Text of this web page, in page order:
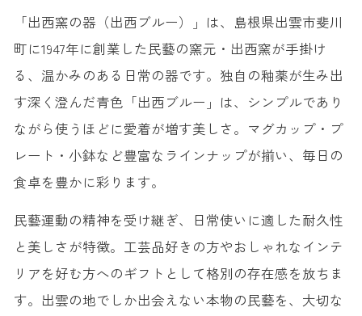
「出西窯の器（出西ブルー）」は、島根県出雲市斐川
町に1947年に創業した民藝の窯元・出西窯が手掛け
る、温かみのある日常の器です。独自の釉薬が生み出
す深く澄んだ青色「出西ブルー」は、シンプルであり
ながら使うほどに愛着が増す美しさ。マグカップ・プ
レート・小鉢など豊富なラインナップが揃い、毎日の
食卓を豊かに彩ります。
民藝運動の精神を受け継ぎ、日常使いに適した耐久性
と美しさが特徴。工芸品好きの方やおしゃれなインテ
リアを好む方へのギフトとして格別の存在感を放ちま
す。出雲の地でしか出会えない本物の民藝を、大切な